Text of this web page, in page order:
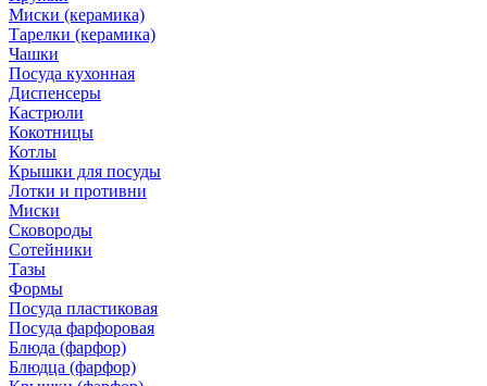
Миски (керамика)
Тарелки (керамика)
Чашки
Посуда кухонная
Диспенсеры
Кастрюли
Кокотницы
Котлы
Крышки для посуды
Лотки и противни
Миски
Сковороды
Сотейники
Тазы
Формы
Посуда пластиковая
Посуда фарфоровая
Блюда (фарфор)
Блюдца (фарфор)